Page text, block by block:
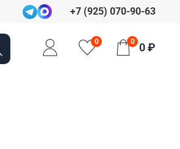
+7 (925) 070-90-63
0 0 0 ₽